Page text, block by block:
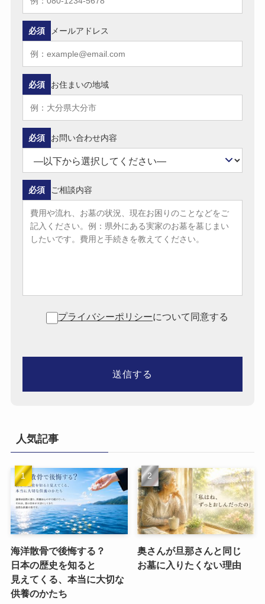
メールアドレス
必須
お住まいの地域
必須
お問い合わせ内容
必須
ご相談内容
必須
プライバシーポリシーについて同意する
人気記事
海洋散骨で​後悔する？​
日本の​歴史を​知ると​
見えてくる、​本当に​大切な​
供養のかたち
奥さんが​旦那さんと​同じ​
お墓に​入りたくない​理由